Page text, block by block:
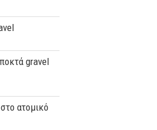
gravel
ατομικό